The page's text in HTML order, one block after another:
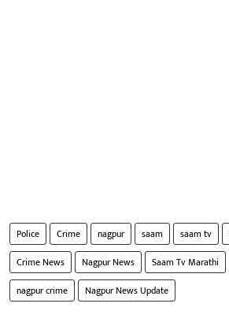
Police Crime nagpur saam saam tv
Crime News
Nagpur News Saam Tv Marathi
nagpur crime
Nagpur News Update